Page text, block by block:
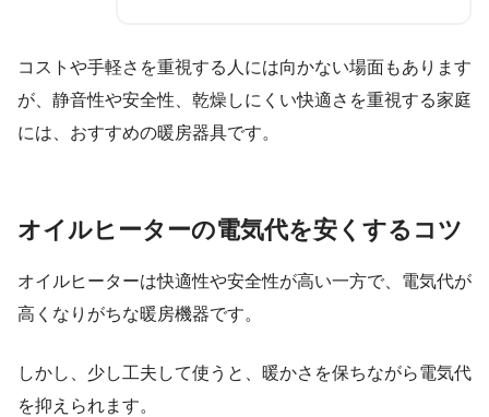
コストや手軽さを重視する人には向かない場面もあります
が、静音性や安全性、乾燥しにくい快適さを重視する家庭
には、おすすめの暖房器具です。
オイルヒーターの電気代を安くするコツ
オイルヒーターは快適性や安全性が高い一方で、電気代が
高くなりがちな暖房機器です。
しかし、少し工夫して使うと、暖かさを保ちながら電気代
を抑えられます。